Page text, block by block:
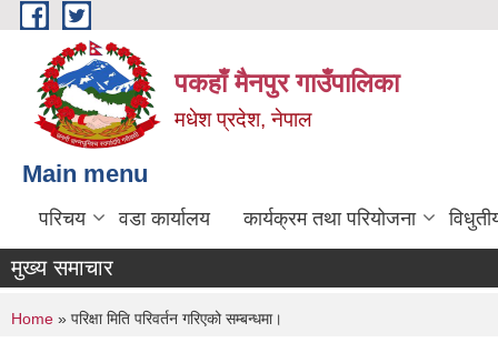
Skip to main content
पकहाँ मैनपुर गाउँपालिका
मधेश प्रदेश, नेपाल
Main menu
परिचय वडा कार्यालय कार्यक्रम तथा परियोजना
मुख्य समाचार
You are here
Home » परिक्षा मिति परिवर्तन गरिएको सम्बन्धमा।